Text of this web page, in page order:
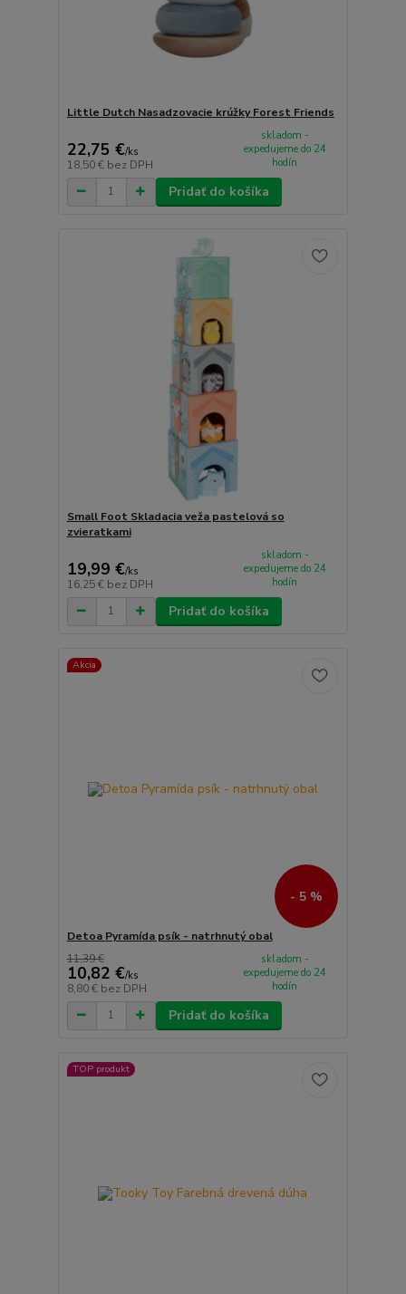
Little Dutch Nasadzovacie krúžky Forest Friends
22,75 €/ks
18,50 € bez DPH
skladom -
expedujeme do 24
hodín
Pridať do košíka
Small Foot Skladacia veža pastelová so
zvieratkami
19,99 €/ks
16,25 € bez DPH
skladom -
expedujeme do 24
hodín
Pridať do košíka
Akcia
- 5 %
Detoa Pyramída psík - natrhnutý obal
11,39 €
10,82 €/ks
8,80 € bez DPH
skladom -
expedujeme do 24
hodín
Pridať do košíka
TOP produkt